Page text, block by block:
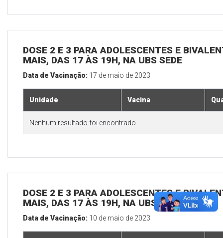
DOSE 2 E 3 PARA ADOLESCENTES E
MAIS, DAS 17 ÀS 19H, NA UBS SEDE
Data de Vacinação: 17 de maio de 2023
Unidade Vacina
Nenhum resultado foi encontrado.
DOSE 2 E 3 PARA ADOLESCENTES E
MAIS, DAS 17 ÀS 19H, NA UBS SEDE
Data de Vacinação: 10 de maio de 2023